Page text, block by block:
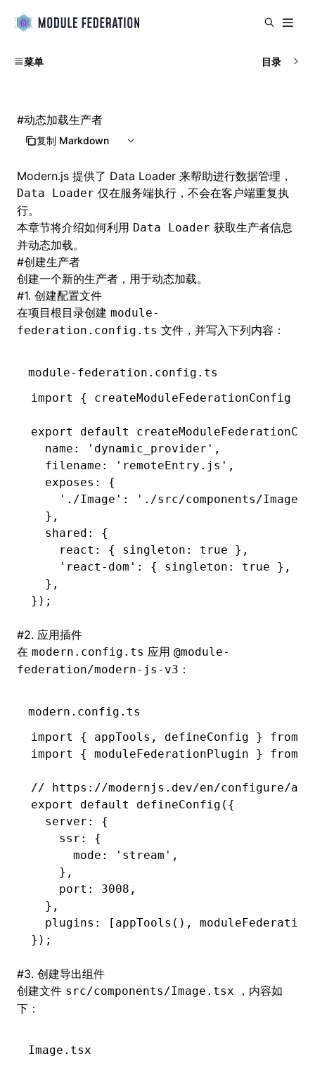
菜单 目录
#动态加载生产者
复制 Markdown
Modern.js 提供了 Data Loader 来帮助进行数据管理，
Data Loader 仅在服务端执行，不会在客户端重复执
行。
本章节将介绍如何利用 Data Loader 获取生产者信息
并动态加载。
#创建生产者
创建一个新的生产者，用于动态加载。
#1. 创建配置文件
在项目根目录创建 module-
federation.config.ts 文件，并写入下列内容：
module-federation.config.ts
import
{ createModuleFederationConfig }
export default
  name
: 'dynamic_provider' ,
  filename
: 'remoteEntry.js' ,
  exposes
:
{
    './Image'
:
'./src/components/
  }
,
  shared
:
{
    react
: { singleton : true } ,
    'react-dom'
: { singleton : true } ,
  }
,
});
#2. 应用插件
在 modern.config.ts 应用 @module-
federation/modern-js-v3 ：
modern.config.ts
import
{ appTools , defineConfig } from
import
{ moduleFederationPlugin } from
// https://modernjs.dev/en/configure/app/
export
default defineConfig ({
  server
:
{
    ssr
:
{
      mode
: 'stream' ,
    }
,
    port
: 3008 ,
  }
,
  plugins
: [ appTools () ,
});
#3. 创建导出组件
创建文件 src/components/Image.tsx ，内容如
下：
Image.tsx